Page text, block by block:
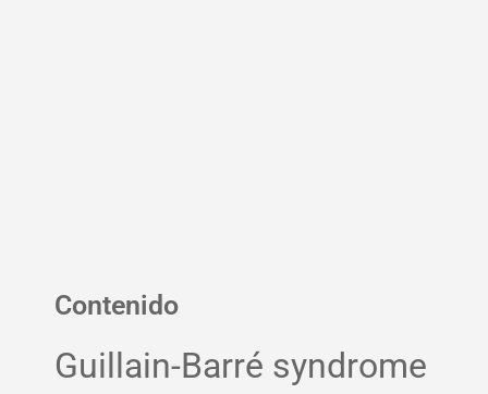
Contenido
Guillain-Barré syndrome